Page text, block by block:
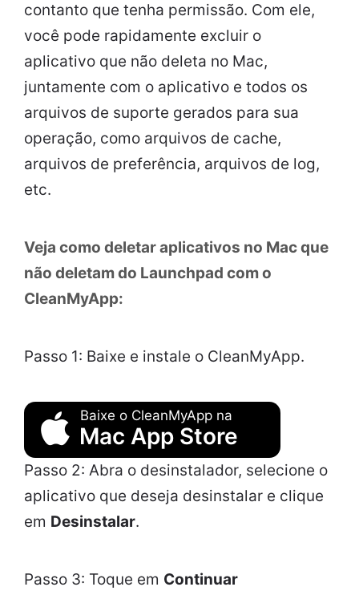
contanto que tenha permissão. Com ele,
você pode rapidamente excluir o
aplicativo que não deleta no Mac,
juntamente com o aplicativo e todos os
arquivos de suporte gerados para sua
operação, como arquivos de cache,
arquivos de preferência, arquivos de log,
etc.
Veja como deletar aplicativos no Mac que
não deletam do Launchpad com o
CleanMyApp:
Passo 1: Baixe e instale o CleanMyApp.
Baixe o CleanMyApp na
Mac App Store
Passo 2: Abra o desinstalador, selecione o
aplicativo que deseja desinstalar e clique
em Desinstalar.
Passo 3: Toque em Continuar